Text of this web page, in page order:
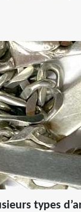
types